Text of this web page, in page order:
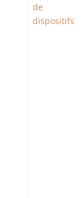
de
dispositifs